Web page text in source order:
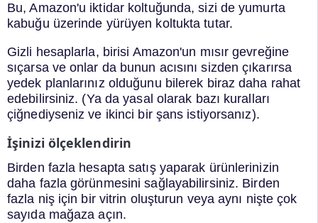
Bu, Amazon'u iktidar koltuğunda, sizi de yumurta
kabuğu üzerinde yürüyen koltukta tutar.
Gizli hesaplarla, birisi Amazon'un mısır gevreğine
sıçarsa ve onlar da bunun acısını sizden çıkarırsa
yedek planlarınız olduğunu bilerek biraz daha rahat
edebilirsiniz. (Ya da yasal olarak bazı kuralları
çiğnediyseniz ve ikinci bir şans istiyorsanız).
İşinizi ölçeklendirin
Birden fazla hesapta satış yaparak ürünlerinizin
daha fazla görünmesini sağlayabilirsiniz. Birden
fazla niş için bir vitrin oluşturun veya aynı nişte çok
sayıda mağaza açın.